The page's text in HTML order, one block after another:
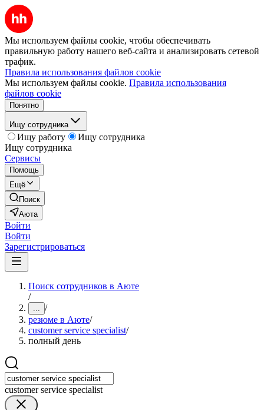
Мы используем файлы cookie, чтобы обеспечивать
правильную работу нашего веб-сайта и анализировать сетевой
трафик.
Правила использования файлов cookie
Мы используем файлы cookie. Правила использования
файлов cookie
Понятно
Ищу сотрудника
Ищу работу
Ищу сотрудника
Ищу сотрудника
Сервисы
Помощь
Ещё
Поиск
Аюта
Войти
Войти
Зарегистрироваться
Поиск сотрудников в Аюте
/
... /
резюме в Аюте/
customer service specialist/
полный день
customer service specialist